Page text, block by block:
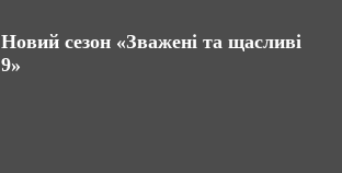
Новий сезон «Зважені та щасливі
9»